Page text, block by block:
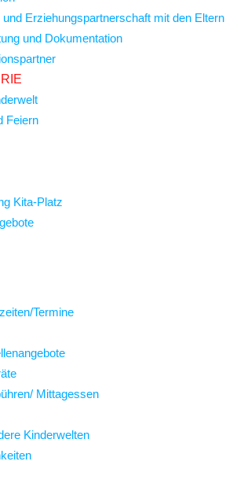
und Erziehungspartnerschaft mit den Eltern
und Dokumentation
Feiern
Kita-Platz
Termine
Mittagessen
Kinderwelten